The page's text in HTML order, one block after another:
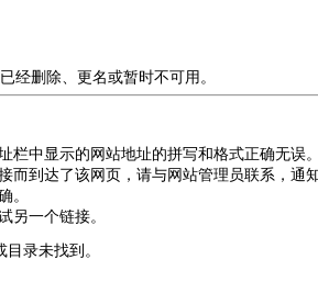
经删除、更名或暂时不可用。
栏中显示的网站地址的拼写和格式正确无误
而到达了该网页，请与网站管理员联系，通
。
另一个链接。
录未找到。